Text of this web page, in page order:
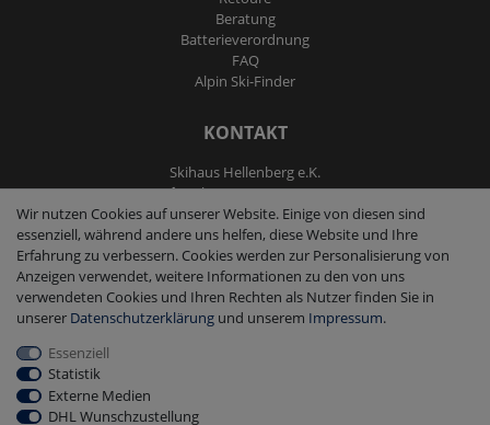
Beratung
Batterieverordnung
FAQ
Alpin Ski-Finder
KONTAKT
Skihaus Hellenberg e.K.
Tel: +4933855200795
Fax: +4933855200793
kontakt@ski-andmore.de
2026 Skihaus Hellenberg e.K.
*Alle Preise inkl. MwSt., zzgl. Versandkosten
Wir nutzen Cookies auf unserer Website. Einige von diesen sind
essenziell, während andere uns helfen, diese Website und Ihre
Erfahrung zu verbessern. Cookies werden zur Personalisierung von
Anzeigen verwendet, weitere Informationen zu den von uns
verwendeten Cookies und Ihren Rechten als Nutzer finden Sie in
unserer Daten­schutz­erklärung und unserem Impressum.
Essenziell
Statistik
Externe Medien
DHL Wunschzustellung